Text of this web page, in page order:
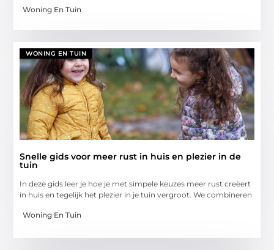
Woning En Tuin
WONING EN TUIN
Snelle gids voor meer rust in huis en plezier in de
tuin
In deze gids leer je hoe je met simpele keuzes meer rust creëert
in huis en tegelijk het plezier in je tuin vergroot. We combineren
Woning En Tuin